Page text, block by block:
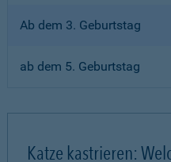
Ab dem 3. Geburtstag
ab dem 5. Geburtstag
Katze kastrieren: